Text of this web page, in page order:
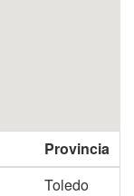
Provincia
Toledo